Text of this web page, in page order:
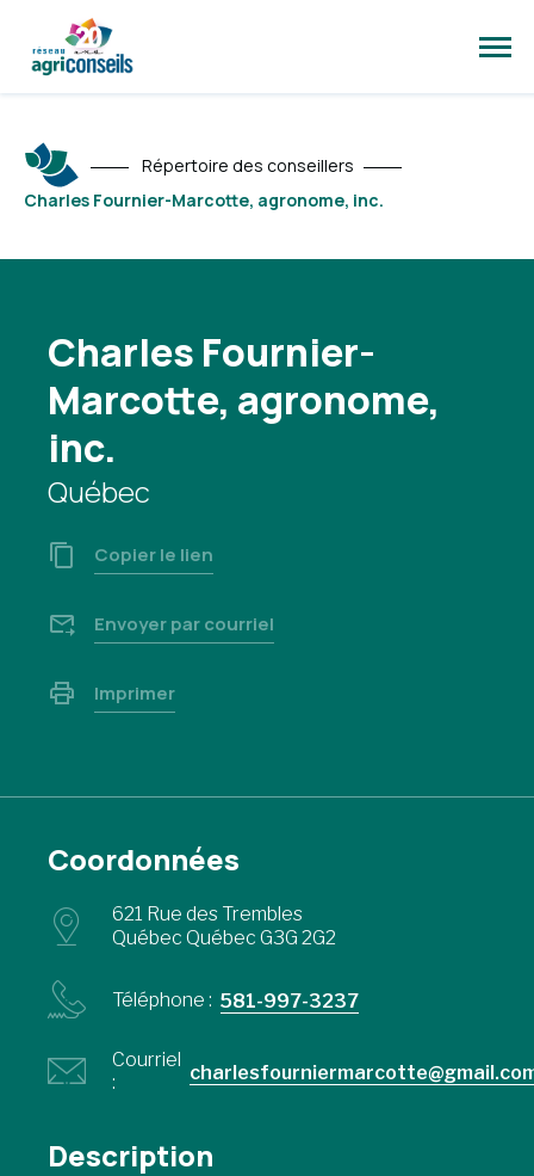
la
Répertoire des conseillers
Charles Fournier-Marcotte, agronome, inc.
Charles Fournier-
Marcotte, agronome,
inc.
Québec
Copier le lien
Envoyer par courriel
Imprimer
Coordonnées
621 Rue des Trembles
Québec Québec G3G 2G2
Téléphone : 581-997-3237
Courriel
:
Description